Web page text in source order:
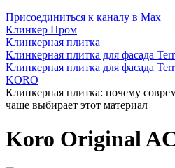
Присоединиться к каналу в Max
Клинкер Пром
Клинкерная плитка
Клинкерная плитка для фасада
Клинкерная плитка для фасада
KORO
Клинкерная плитка: почему
чаще выбирает этот материал
Koro Original